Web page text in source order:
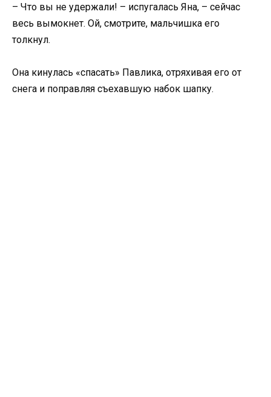
– Что вы не удержали! – испугалась Яна, – сейчас
весь вымокнет. Ой, смотрите, мальчишка его
толкнул.
Она кинулась «спасать» Павлика, отряхивая его от
снега и поправляя съехавшую набок шапку.